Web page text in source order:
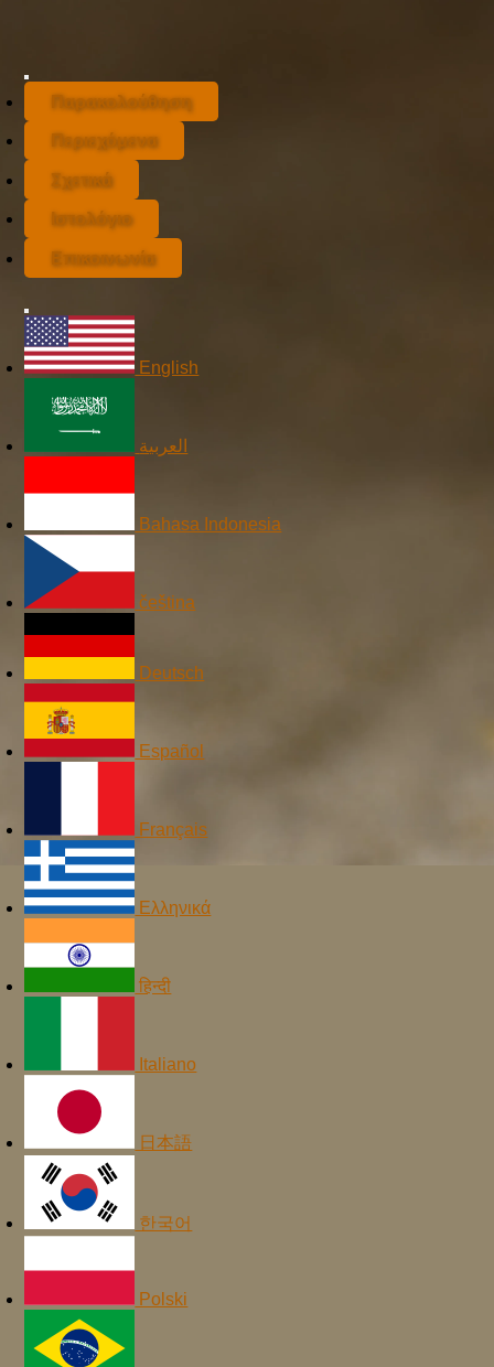
Παρακολούθηση
Περιεχόμενα
Σχετικά
Ιστολόγιο
Επικοινωνία
English
العربية
Bahasa Indonesia
čeština
Deutsch
Español
Français
Ελληνικά
हिन्दी
Italiano
日本語
한국어
Polski